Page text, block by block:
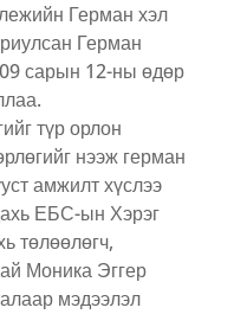
Герман хэл
Герман
сарын 12-ны өдөр
түр орлон
нээж герман
амжилт хүслээ
ЕБС-ын Хэрэг
төлөөлөгч,
Моника Эггер
мэдээлэл